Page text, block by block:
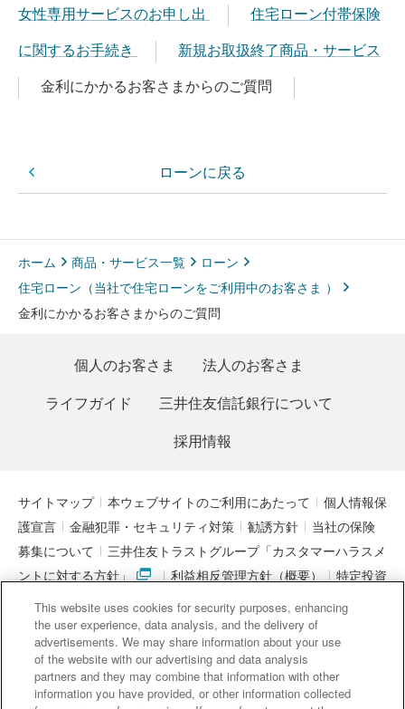
女性専用サービスのお申し出
住宅ローン付帯保険
に関するお手続き
新規お取扱終了商品・サービス
金利にかかるお客さまからのご質問
ローンに戻る
ホーム 商品・サービス一覧
ローン
住宅ローン（当社で住宅ローンをご利用中のお客さま ）
金利にかかるお客さまからのご質問
個人のお客さま
法人のお客さま
ライフガイド
三井住友信託銀行について
採用情報
サイトマップ 本ウェブサイトのご利用にあたって
個人情報保
護宣言
金融犯罪・セキュリティ対策 勧誘方針
当社の保険
募集について
三井住友トラストグループ「カスタマーハラスメ
ントに対する方針」
利益相反管理方針（概要）
特定投資
家制度に関する期限日
電子決済等代行業者との連携について
「マネー・ローンダリング及びテロ資金供与対策に関するガイド
ライン」を踏まえた取り組み
アクセシビリティについて
契約代理業・銀行代理業・外国銀行代理業務について
金銭債権
等と預金等との誤認防止について
This website uses cookies for security purposes, enhancing
the user experience, data analysis, and the delivery of
advertisements. We may share information about your use
of the website with our advertising and data analysis
partners and they may combine that information with other
information you have provided, or other information collected